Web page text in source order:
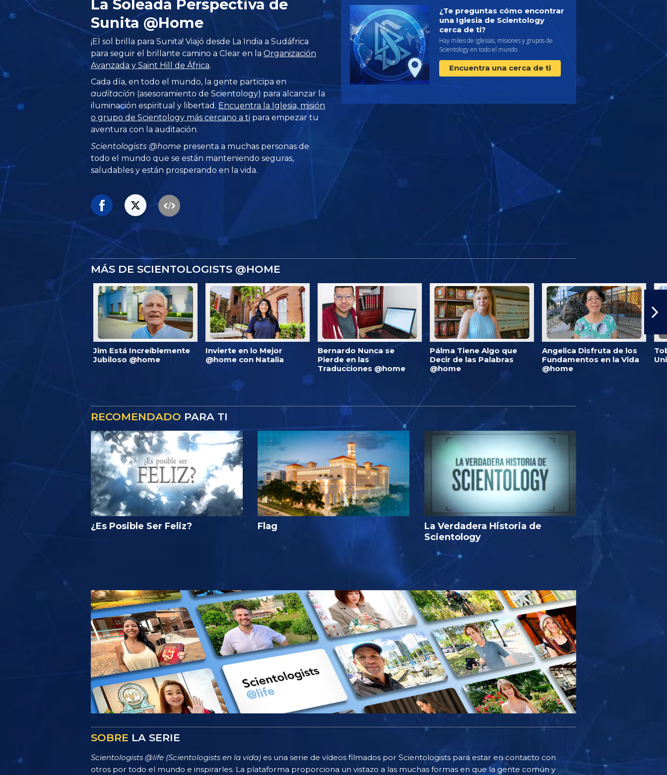
La Soleada Perspectiva de
Sunita @Home
¡El sol brilla para Sunita! Viajó desde La India a Sudáfrica
para seguir el brillante camino a Clear en laOrganización
Avanzada y Saint Hill de África.
Cada día, en todo el mundo, la gente participa en
auditación (asesoramiento de Scientology) para alcanzar la
iluminación espiritual y libertad. Encuentra la Iglesia, misión
o grupo de Scientology más cercano a ti para empezar tu
aventura con la auditación.
Scientologists @home presenta a muchas personas de
todo el mundo que se están manteniendo seguras,
saludables y están prosperando en la vida.
¿Te preguntas cómo encontrar
una Iglesia de Scientology
cerca de ti?
Hay miles de Iglesias, misiones y grupos de
Scientology en todo el mundo.
Encuentra una cerca de ti
MÁS DE SCIENTOLOGISTS @HOME
Jim Está Increíblemente
Jubiloso @home
Invierte en lo Mejor
@home con Natalia
Bernardo Nunca se
Pierde en las
Traducciones @home
Pálma Tiene Algo que
Decir de las Palabras
@home
Angelica Disfruta de los
Fundamentos en la Vida
@home
RECOMENDADO PARA TI
¿Es Posible Ser Feliz? Flag
La Verdadera Historia de
Scientology
SOBRE LA SERIE
Scientologists @life (Scientologists en la vida) es una serie de vídeos filmados por Scientologists para estar en contacto con
otros por todo el mundo e inspirarles. La plataforma proporciona un vistazo a las muchas formas en que la gente común y